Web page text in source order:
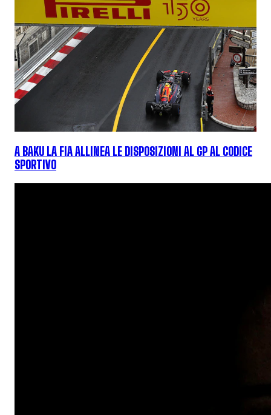
A BAKU LA FIA ALLINEA LE DISPOSIZIONI AL GP AL CODICE
SPORTIVO